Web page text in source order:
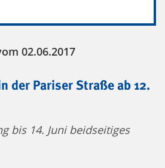
02.06.2017
der Pariser Straße ab 12.
bis 14. Juni beidseitiges